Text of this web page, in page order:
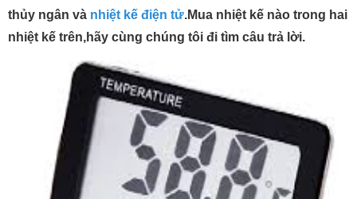
thủy ngân và nhiệt kế điện tử.Mua nhiệt kế nào trong hai
nhiệt kế trên,hãy cùng chúng tôi đi tìm câu trả lời.